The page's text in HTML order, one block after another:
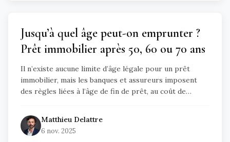
Jusqu’à quel âge peut-on emprunter ?
Prêt immobilier après 50, 60 ou 70 ans
Il n’existe aucune limite d’âge légale pour un prêt
immobilier, mais les banques et assureurs imposent
des règles liées à l’âge de fin de prêt, au coût de
les possibilités d’emprunter après 50, 60 ou 70 ans et
les solutions pour sécuriser son projet.
Matthieu Delattre
6 nov. 2025